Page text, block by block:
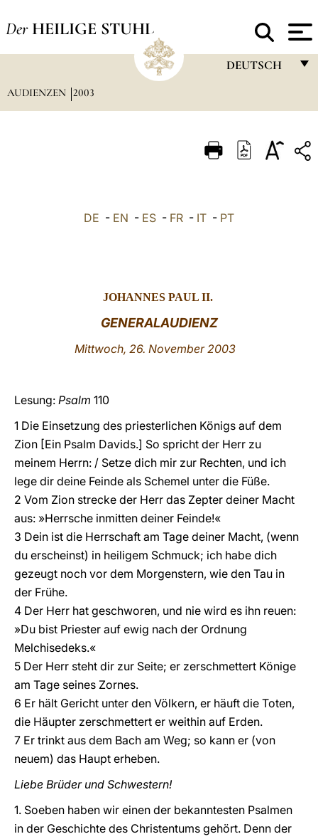
Der HEILIGE STUHL
DEUTSCH
ITALIANO
LATINE
AUDIENZEN 2003
DE - EN - ES - FR - IT - PT
JOHANNES PAUL II.
GENERALAUDIENZ
Mittwoch, 26. November 2003
Lesung: Psalm 110
1 Die Einsetzung des priesterlichen Königs auf dem
Zion [Ein Psalm Davids.] So spricht der Herr zu
meinem Herrn: / Setze dich mir zur Rechten, und ich
lege dir deine Feinde als Schemel unter die Füße.
2 Vom Zion strecke der Herr das Zepter deiner Macht
aus: »Herrsche inmitten deiner Feinde!«
3 Dein ist die Herrschaft am Tage deiner Macht, (wenn
du erscheinst) in heiligem Schmuck; ich habe dich
gezeugt noch vor dem Morgenstern, wie den Tau in
der Frühe.
4 Der Herr hat geschworen, und nie wird es ihn reuen:
»Du bist Priester auf ewig nach der Ordnung
Melchisedeks.«
5 Der Herr steht dir zur Seite; er zerschmettert Könige
am Tage seines Zornes.
6 Er hält Gericht unter den Völkern, er häuft die Toten,
die Häupter zerschmettert er weithin auf Erden.
7 Er trinkt aus dem Bach am Weg; so kann er (von
neuem) das Haupt erheben.
Liebe Brüder und Schwestern!
1. Soeben haben wir einen der bekanntesten Psalmen
in der Geschichte des Christentums gehört. Denn der